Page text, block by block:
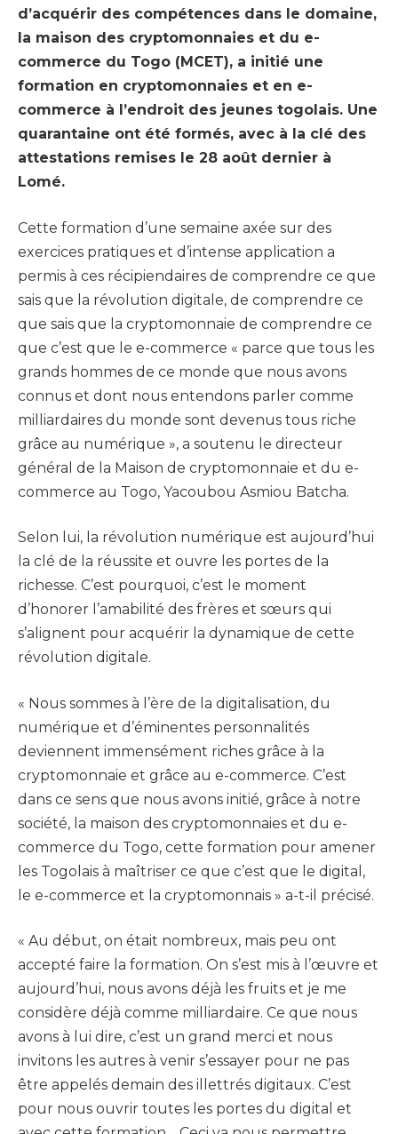
d’acquérir des compétences dans le domaine,
la maison des cryptomonnaies et du e-
commerce du Togo (MCET), a initié une
formation en cryptomonnaies et en e-
commerce à l’endroit des jeunes togolais. Une
quarantaine ont été formés, avec à la clé des
attestations remises le 28 août dernier à
Lomé.
Cette formation d’une semaine axée sur des
exercices pratiques et d’intense application a
permis à ces récipiendaires de comprendre ce que
sais que la révolution digitale, de comprendre ce
que sais que la cryptomonnaie de comprendre ce
que c’est que le e-commerce « parce que tous les
grands hommes de ce monde que nous avons
connus et dont nous entendons parler comme
milliardaires du monde sont devenus tous riche
grâce au numérique », a soutenu le directeur
général de la Maison de cryptomonnaie et du e-
commerce au Togo, Yacoubou Asmiou Batcha.
Selon lui, la révolution numérique est aujourd’hui
la clé de la réussite et ouvre les portes de la
richesse. C’est pourquoi, c’est le moment
d’honorer l’amabilité des frères et sœurs qui
s’alignent pour acquérir la dynamique de cette
révolution digitale.
« Nous sommes à l’ère de la digitalisation, du
numérique et d’éminentes personnalités
deviennent immensément riches grâce à la
cryptomonnaie et grâce au e-commerce. C’est
dans ce sens que nous avons initié, grâce à notre
société, la maison des cryptomonnaies et du e-
commerce du Togo, cette formation pour amener
les Togolais à maîtriser ce que c’est que le digital,
le e-commerce et la cryptomonnais » a-t-il précisé.
« Au début, on était nombreux, mais peu ont
accepté faire la formation. On s’est mis à l’œuvre et
aujourd’hui, nous avons déjà les fruits et je me
considère déjà comme milliardaire. Ce que nous
avons à lui dire, c’est un grand merci et nous
invitons les autres à venir s’essayer pour ne pas
être appelés demain des illettrés digitaux. C’est
pour nous ouvrir toutes les portes du digital et